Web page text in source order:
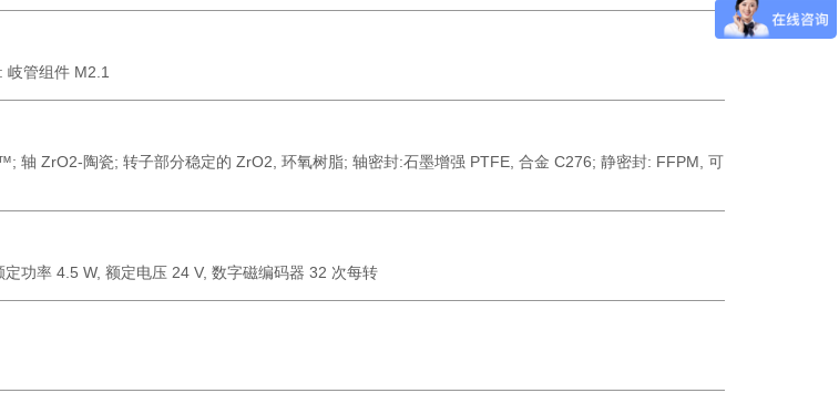
岐管组件 M2.1
轴 ZrO2-陶瓷; 转子部分稳定的 ZrO2, 环氧树脂; 轴密封:石墨增强 PTFE, 合金 C276; 静密封: FFPM, 可
定功率4.5 W, 额定电压24 V, 数字磁编码器 32 次每转